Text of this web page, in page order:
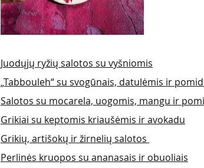
Juodųjų ryžių salotos su vyšniomis
„Tabbouleh“ su svogūnais, datulėmis ir
Salotos su mocarela, uogomis, mangu ir
Grikiai su keptomis kriaušėmis ir avokadu
Grikių, artišokų ir žirnelių salotos
Perlinės kruopos su ananasais ir obuoliais